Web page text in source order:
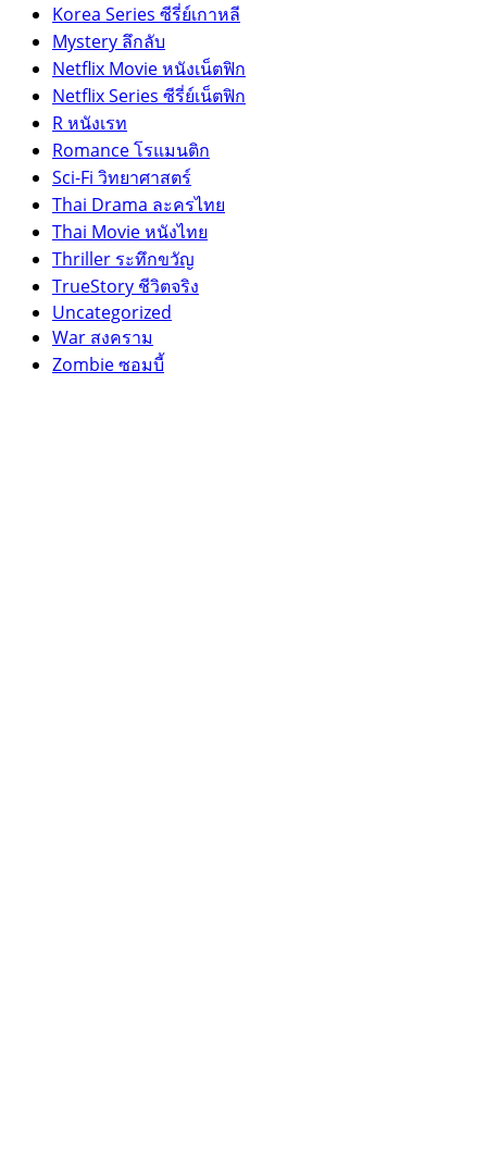
Korea Series ซีรี่ย์เกาหลี
Mystery ลึกลับ
Netflix Movie หนังเน็ตฟิก
Netflix Series ซีรี่ย์เน็ตฟิก
R หนังเรท
Romance โรแมนติก
Sci-Fi วิทยาศาสตร์
Thai Drama ละครไทย
Thai Movie หนังไทย
Thriller ระทึกขวัญ
TrueStory ชีวิตจริง
Uncategorized
War สงคราม
Zombie ซอมบี้